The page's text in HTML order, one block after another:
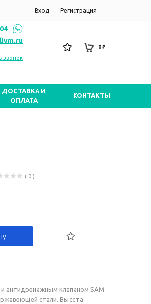
Вход Регистрация
звонок
0 ₽
ДОСТАВКА И
ОПЛАТА
КОНТАКТЫ
( 0 )
и антидренажным клапаном SAM.
стали. Высота